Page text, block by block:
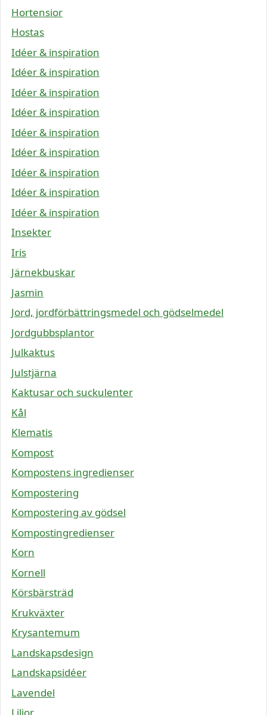
Hortensior
Hostas
Idéer & inspiration
Idéer & inspiration
Idéer & inspiration
Idéer & inspiration
Idéer & inspiration
Idéer & inspiration
Idéer & inspiration
Idéer & inspiration
Idéer & inspiration
Insekter
Iris
Järnekbuskar
Jasmin
Jord, jordförbättringsmedel och gödselmedel
Jordgubbsplantor
Julkaktus
Julstjärna
Kaktusar och suckulenter
Kål
Klematis
Kompost
Kompostens ingredienser
Kompostering
Kompostering av gödsel
Kompostingredienser
Korn
Kornell
Körsbärsträd
Krukväxter
Krysantemum
Landskapsdesign
Landskapsidéer
Lavendel